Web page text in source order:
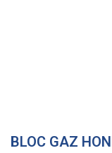
BLOC GAZ